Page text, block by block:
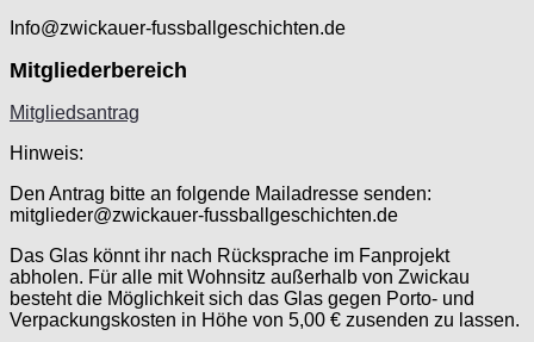
Info@zwickauer-fussballgeschichten.de
Mitgliederbereich
Mitgliedsantrag
Hinweis:
Den Antrag bitte an folgende Mailadresse senden:
mitglieder@zwickauer-fussballgeschichten.de
Das Glas könnt ihr nach Rücksprache im Fanprojekt
abholen. Für alle mit Wohnsitz außerhalb von Zwickau
besteht die Möglichkeit sich das Glas gegen Porto- und
Verpackungskosten in Höhe von 5,00 € zusenden zu lassen.